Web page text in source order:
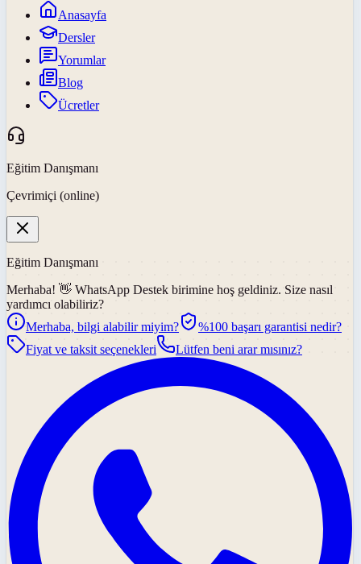
Anasayfa
Dersler
Yorumlar
Blog
Ücretler
Eğitim Danışmanı
Çevrimiçi (online)
Eğitim Danışmanı
Merhaba! 👋 WhatsApp Destek birimine hoş geldiniz. Size nasıl
yardımcı olabiliriz?
Merhaba, bilgi alabilir miyim?
%100 başarı garantisi nedir?
Fiyat ve taksit seçenekleri
Lütfen beni arar mısınız?